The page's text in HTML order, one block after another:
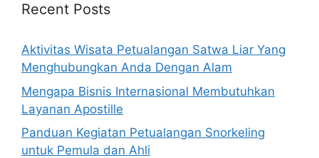
Recent Posts
Aktivitas Wisata Petualangan Satwa Liar Yang
Menghubungkan Anda Dengan Alam
Mengapa Bisnis Internasional Membutuhkan
Layanan Apostille
Panduan Kegiatan Petualangan Snorkeling
untuk Pemula dan Ahli